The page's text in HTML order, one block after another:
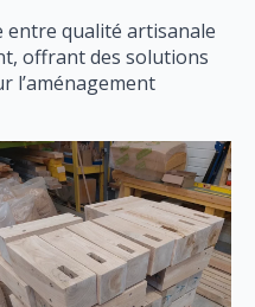
qualité artisanale
offrant des solutions
l’aménagement